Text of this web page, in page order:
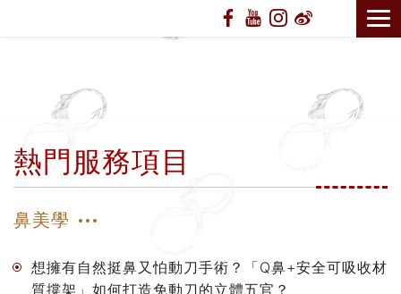
熱門服務項目
鼻美學
想擁有自然挺鼻又怕動刀手術？「Q鼻+安全可吸收材
質撐架」如何打造免動刀的立體五官？